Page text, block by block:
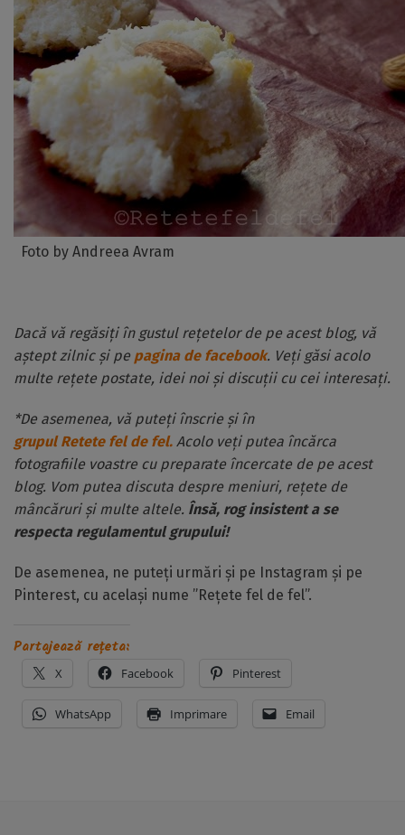
Foto by Andreea Avram
Dacă vă regăsiți în gustul rețetelor de pe acest blog, vă
aștept zilnic și pe pagina de facebook. Veți găsi acolo
multe rețete postate, idei noi și discuții cu cei interesați.
*De asemenea, vă puteți înscrie și în
grupul Retete fel de fel. Acolo veți putea încărca
fotografiile voastre cu preparate încercate de pe acest
blog. Vom putea discuta despre meniuri, rețete de
mâncăruri și multe altele. Însă, rog insistent a se
respecta regulamentul grupului!
De asemenea, ne puteți urmări și pe Instagram și pe
Pinterest, cu același nume ”Rețete fel de fel”.
Partajează rețeta:
X Facebook Pinterest
WhatsApp Imprimare Email